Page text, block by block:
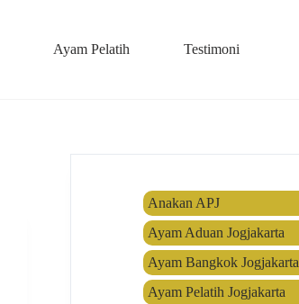
Ayam Pelatih Testimoni
Anakan APJ
Ayam Aduan Jogjakarta
Ayam Bangkok Jogjakarta
Ayam Pelatih Jogjakarta